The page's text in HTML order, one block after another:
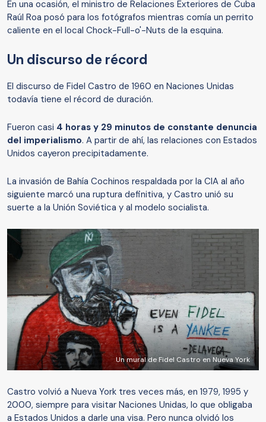
En una ocasión, el ministro de Relaciones Exteriores de Cuba
Raúl Roa posó para los fotógrafos mientras comía un perrito
caliente en el local Chock-Full-o'-Nuts de la esquina.
Un discurso de récord
El discurso de Fidel Castro de 1960 en Naciones Unidas
todavía tiene el récord de duración.
Fueron casi 4 horas y 29 minutos de constante denuncia
del imperialismo. A partir de ahí, las relaciones con Estados
Unidos cayeron precipitadamente.
La invasión de Bahía Cochinos respaldada por la CIA al año
siguiente marcó una ruptura definitiva, y Castro unió su
suerte a la Unión Soviética y al modelo socialista.
Un mural de Fidel Castro en Nueva York
Castro volvió a Nueva York tres veces más, en 1979, 1995 y
2000, siempre para visitar Naciones Unidas, lo que obligaba
a Estados Unidos a darle una visa. Pero nunca olvidó los